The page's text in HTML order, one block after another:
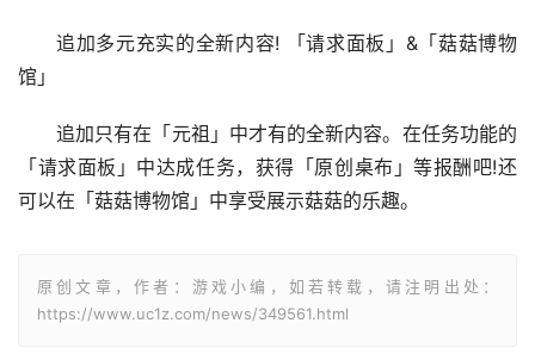
追加多元充实的全新内容! 「请求面板」&「菇菇博物
馆」
追加只有在「元祖」中才有的全新内容。在任务功能的
「请求面板」中达成任务，获得「原创桌布」等报酬吧!还
可以在「菇菇博物馆」中享受展示菇菇的乐趣。
原创文章，作者：游戏小编，如若转载，请注明出处：
https://www.uc1z.com/news/349561.html